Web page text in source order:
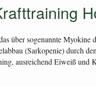
über sogenannte Myokine
(Sarkopenie) durch
ausreichend Eiweiß und